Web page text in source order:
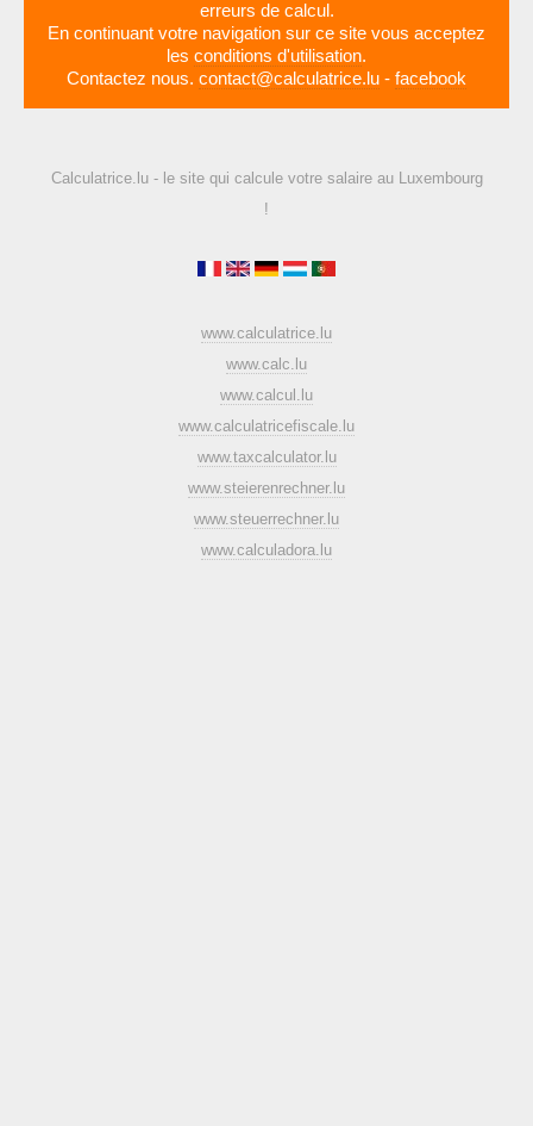
erreurs de calcul.
En continuant votre navigation sur ce site vous acceptez
les conditions d'utilisation.
Contactez nous. contact@calculatrice.lu - facebook
Calculatrice.lu - le site qui calcule votre salaire au Luxembourg
!
www.calculatrice.lu
www.calc.lu
www.calcul.lu
www.calculatricefiscale.lu
www.taxcalculator.lu
www.steierenrechner.lu
www.steuerrechner.lu
www.calculadora.lu